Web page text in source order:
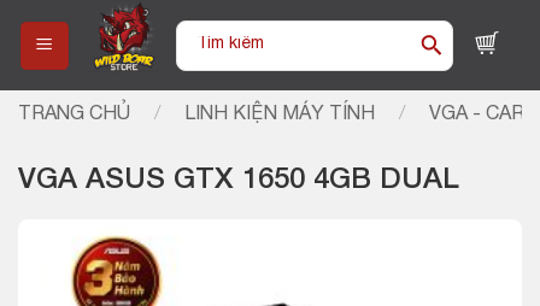
content
Tìm
TRANG CHỦ / LINH KIỆN MÁY TÍNH / VGA -
VGA ASUS GTX 1650 4GB DUAL